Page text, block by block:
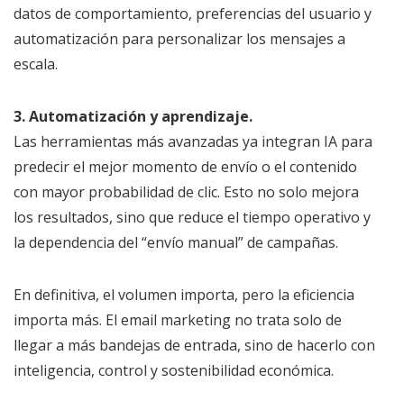
datos de comportamiento, preferencias del usuario y
automatización para personalizar los mensajes a
escala.
3. Automatización y aprendizaje.
Las herramientas más avanzadas ya integran IA para
predecir el mejor momento de envío o el contenido
con mayor probabilidad de clic. Esto no solo mejora
los resultados, sino que reduce el tiempo operativo y
la dependencia del “envío manual” de campañas.
En definitiva, el volumen importa, pero la eficiencia
importa más. El email marketing no trata solo de
llegar a más bandejas de entrada, sino de hacerlo con
inteligencia, control y sostenibilidad económica.